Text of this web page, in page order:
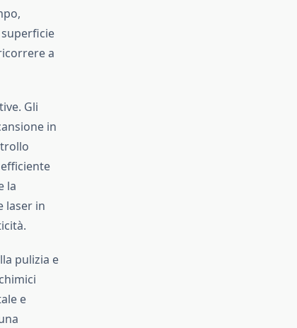
a
Gli
in
la
laser in
pulizia e
e